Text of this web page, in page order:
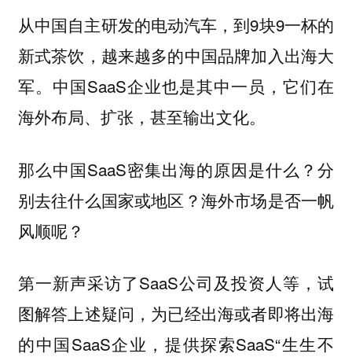
从中国自主研发的电动汽车，到9块9一杯的
新式茶饮，越来越多的中国品牌加入出海大
军。中国SaaS企业也是其中一员，它们在
海外布局、扩张，甚至输出文化。
那么中国SaaS密集出海的原因是什么？分
别去往什么国家或地区？海外市场是否一帆
风顺呢？
第一新声采访了SaaS公司及投资人等，试
图解答上述疑问，为已经出海或者即将出海
的中国SaaS企业，提供探索SaaS“生生不